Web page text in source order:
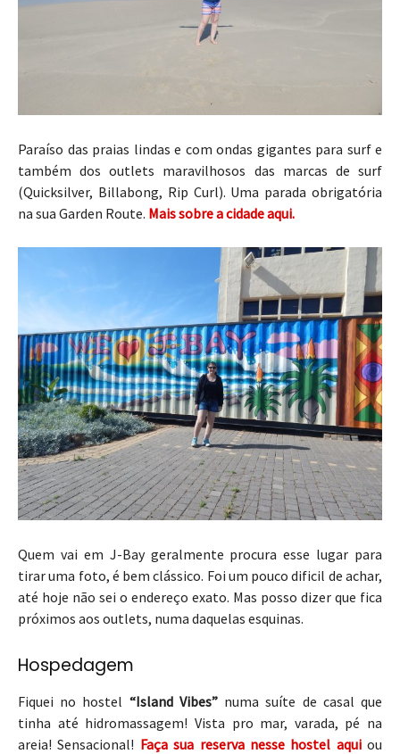
Paraíso das praias lindas e com ondas gigantes para surf e
também dos outlets maravilhosos das marcas de surf
(Quicksilver, Billabong, Rip Curl). Uma parada obrigatória
na sua Garden Route. Mais sobre a cidade aqui.
Quem vai em J-Bay geralmente procura esse lugar para
tirar uma foto, é bem clássico. Foi um pouco dificil de achar,
até hoje não sei o endereço exato. Mas posso dizer que fica
próximos aos outlets, numa daquelas esquinas.
Hospedagem
Fiquei no hostel “Island Vibes”numa suíte de casal que
tinha até hidromassagem! Vista pro mar, varada, pé na
areia! Sensacional! Faça sua reserva nesse hostel aquiou